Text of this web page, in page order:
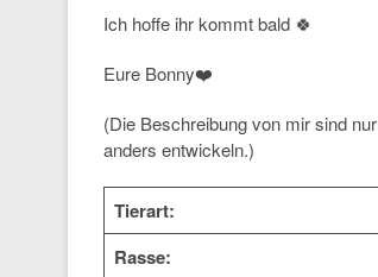
Ich hoffe ihr kommt bald 🍀
Eure Bonny❤️
(Die Beschreibung von mir sind
anders entwickeln.)
Tierart:
Rasse: